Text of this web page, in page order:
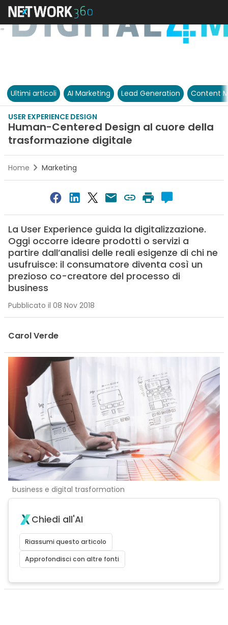
Ultimi articoli AI Marketing Lead Generation Content
USER EXPERIENCE DESIGN
Human-Centered Design al cuore della
trasformazione digitale
Home Marketing
La User Experience guida la digitalizzazione.
Oggi occorre ideare prodotti o servizi a
partire dall’analisi delle reali esigenze di chi ne
usufruisce: il consumatore diventa così un
prezioso co-creatore del processo di
business
Pubblicato il 08 Nov 2018
Carol Verde
business e digital trasformation
Chiedi all'AI
Riassumi questo articolo
Approfondisci con altre fonti